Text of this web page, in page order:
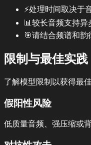
⚡处理时间取决于
📊 较长音频支持异
🎯请结合频谱和韵
限制与最佳实践
了解模型限制以获得最
假阳性风险
低质量音频、强压缩或